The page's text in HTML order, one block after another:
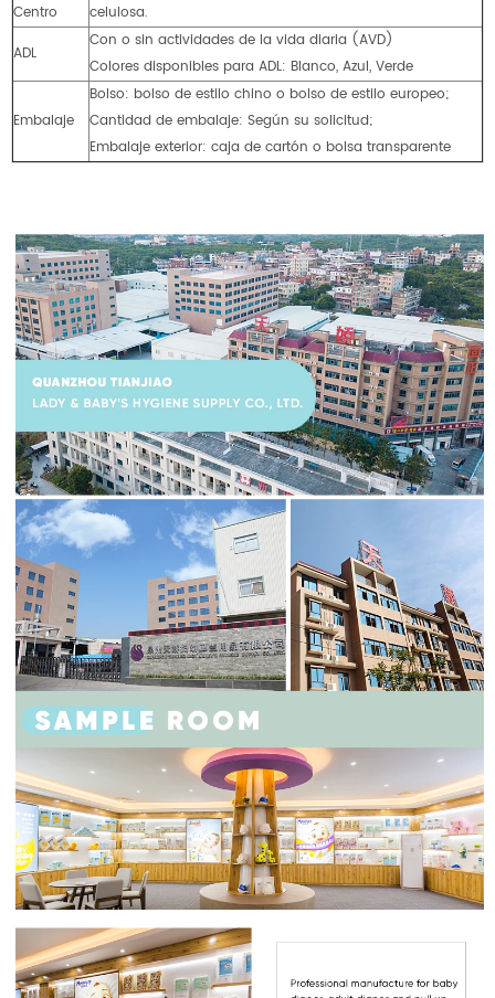
Centro
celulosa.
ADL
Con o sin actividades de la vida diaria (AVD)
Colores disponibles para ADL: Blanco, Azul, Verde
Embalaje
Bolso: bolso de estilo chino o bolso de estilo europeo;
Cantidad de embalaje: Según su solicitud;
Embalaje exterior: caja de cartón o bolsa transparente